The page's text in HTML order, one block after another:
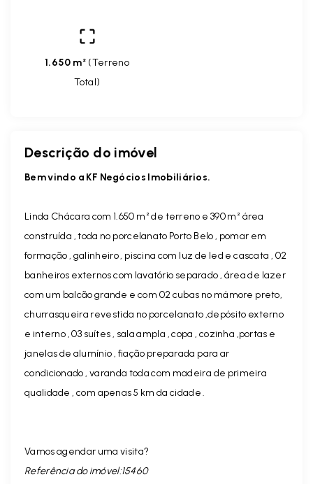
1.650 m² (Terreno
Total)
Descrição do imóvel
Bem vindo a KF Negócios Imobiliários.
Linda Chácara com 1.650 m² de terreno e 390 m² área
construída , toda no porcelanato Porto Belo , pomar em
formação , galinheiro , piscina com luz de led e cascata , 02
banheiros externos com lavatório separado , área de lazer
com um balcão grande e com 02 cubas no mámore preto,
churrasqueira revestida no porcelanato ,depósito externo
e interno , 03 suítes , sala ampla , copa , cozinha ,portas e
janelas de alumínio , fiação preparada para ar
condicionado , varanda toda com madeira de primeira
qualidade , com apenas 5 km da cidade .
Vamos agendar uma visita?
Referência do imóvel:15460